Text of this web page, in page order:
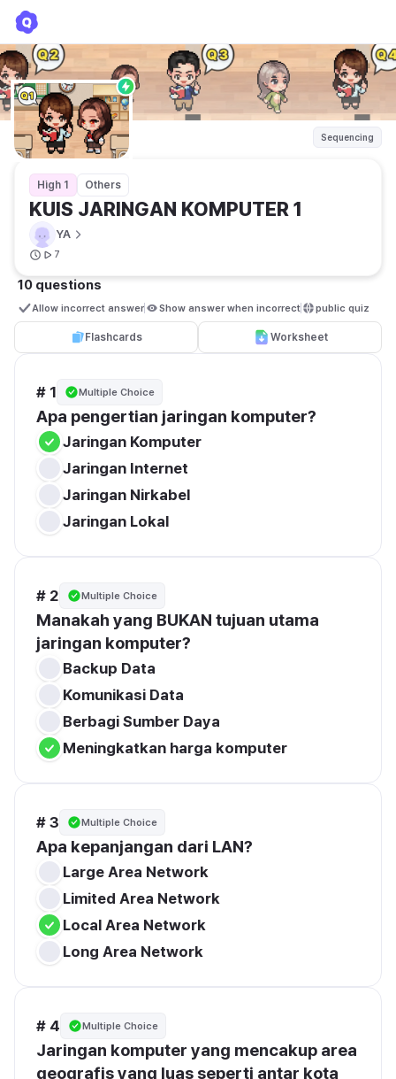
Sequencing
High 1 Others
KUIS JARINGAN KOMPUTER 1
YA
7
10 questions
Allow incorrect answer Show answer when incorrect public quiz
Flashcards Worksheet
# 1 Multiple Choice
Apa pengertian jaringan komputer?
Jaringan Komputer
Jaringan Internet
Jaringan Nirkabel
Jaringan Lokal
# 2 Multiple Choice
Manakah yang BUKAN tujuan utama
jaringan komputer?
Backup Data
Komunikasi Data
Berbagi Sumber Daya
Meningkatkan harga komputer
# 3 Multiple Choice
Apa kepanjangan dari LAN?
Large Area Network
Limited Area Network
Local Area Network
Long Area Network
# 4 Multiple Choice
Jaringan komputer yang mencakup area
geografis yang luas seperti antar kota